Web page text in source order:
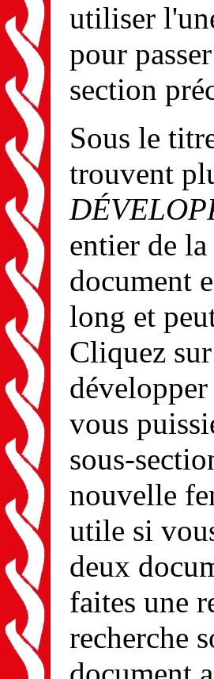
utiliser
pour
section
Sous le
trouvent
entier de
document
long et
Cliquez sur
vous
sous-
nouvelle
utile si
deux
faites une
recherche